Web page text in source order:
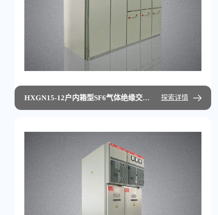
HXGN15-12户内箱型SF6气体绝缘交流环网开关设备 探索详情